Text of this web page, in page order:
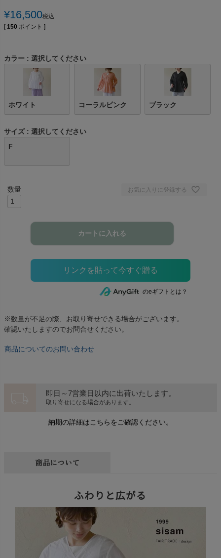
¥16,500税込
[ 150 ポイント ]
カラー 選択してください
ホワイト コーラルピンク ブラック
サイズ
選択してください
F
お気に入りに登録する
カートに入れる
のeギフトとは？
※数量が不足の際、お取り寄せできる場合がございます。
確認いたしますのでお問合せください。
商品についてのお問い合わせ
即日～7営業日以内に出荷いたします。
取り寄せになる場合があります。
納期の詳細はこちらをご確認ください。
商品について
ふわりと広がる